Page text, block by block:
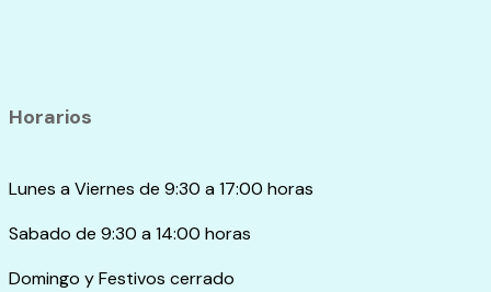
Horarios
Lunes a Viernes de 9:30 a 17:00 horas
Sabado de 9:30 a 14:00 horas
Domingo y Festivos cerrado